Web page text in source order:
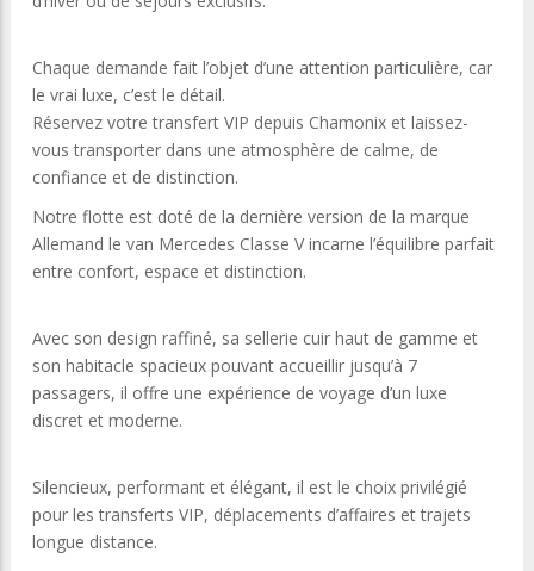
Chaque demande fait l’objet d’une attention particulière, car
le vrai luxe, c’est le détail.
Réservez votre transfert VIP depuis Chamonix et laissez-
vous transporter dans une atmosphère de calme, de
confiance et de distinction.
Notre flotte est doté de la dernière version de la marque
Allemand le van Mercedes Classe V incarne l’équilibre parfait
entre confort, espace et distinction.
Avec son design raffiné, sa sellerie cuir haut de gamme et
son habitacle spacieux pouvant accueillir jusqu’à 7
passagers, il offre une expérience de voyage d’un luxe
discret et moderne.
Silencieux, performant et élégant, il est le choix privilégié
pour les transferts VIP, déplacements d’affaires et trajets
longue distance.